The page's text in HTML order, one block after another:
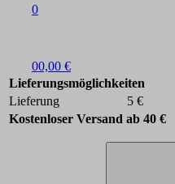
0
00,00 €
Lieferungsmöglichkeiten
Lieferung
5 €
Kostenloser Versand ab 40 €